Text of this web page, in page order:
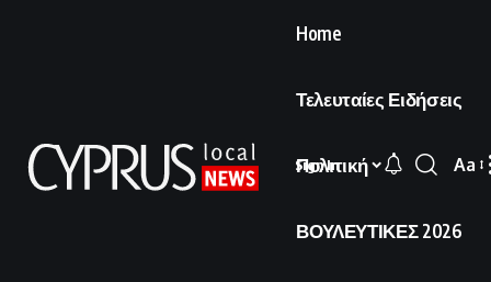
Home
Τελευταίες Ειδήσεις
Πολιτική
ΒΟΥΛΕΥΤΙΚΕΣ 2026
Sign In
Font
Aa